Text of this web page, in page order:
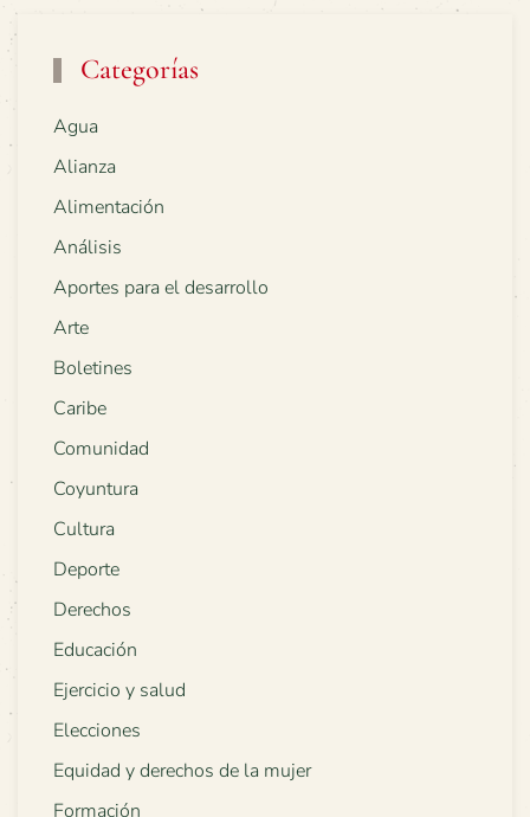
Categorías
Agua
Alianza
Alimentación
Análisis
Aportes para el desarrollo
Arte
Boletines
Caribe
Comunidad
Coyuntura
Cultura
Deporte
Derechos
Educación
Ejercicio y salud
Elecciones
Equidad y derechos de la mujer
Formación